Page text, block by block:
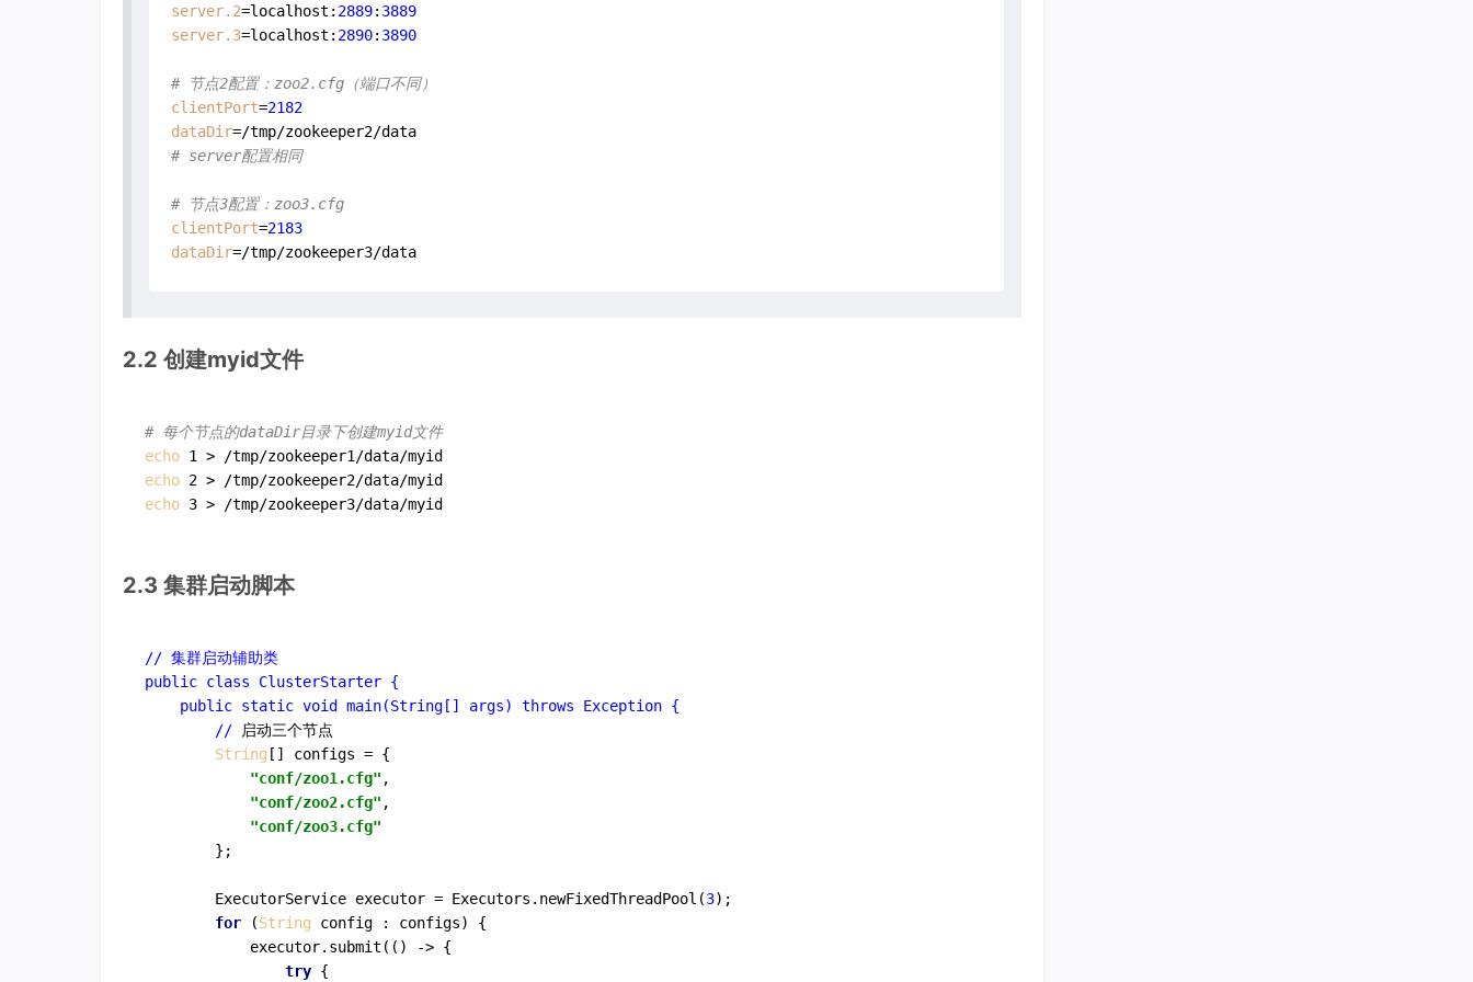
server.2=localhost: 2889: 3889
server.3=localhost: 2890: 3890
# 节点2配置：zoo2.cfg（端口不同）
clientPort=2182
dataDir
# server配置相同
# 节点3配置：zoo3.cfg
clientPort=2183
dataDir=/tmp/zookeeper3/data
2.2 创建myid文件
# 每个节点的dataDir目录下创建myid文件
echo
echo
echo 3 > /tmp/zookeeper3/data/myid
2.3 集群启动脚本
// 集群启动辅助类
public class ClusterStarter {
    public static void main(String[] args) throws Exception {
        //
启动三个节点
String [] configs = {
"conf/zoo1.cfg" ,
"conf/zoo2.cfg" ,
"conf/zoo3.cfg"
        };
        ExecutorService executor = Executors.newFixedThreadPool(
3);
for (String config : configs) {
            executor.submit
(() -> {
try {